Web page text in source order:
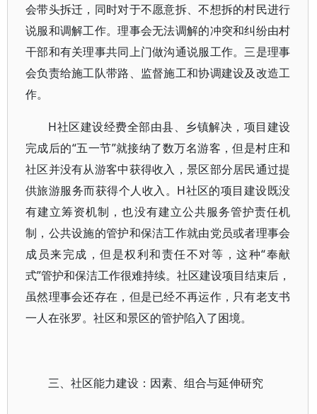
会带头拆迁，同时对于不愿意拆、不想拆的村民进行
说服和调解工作。理事会无法调解的冲突和纠纷由村
干部和有关理事共同上门做沟通说服工作。三是理事
会负责给施工队带路、监督施工和协调建设及改造工
作。
H社区建设经费全部由县、乡镇解决，项目建设
完成后的“五一节”就接纳了数万名游客，但是村庄和
社区并没有从游客中获得收入，景区部分居民通过提
供旅游服务而获得个人收入。H社区的项目建设既没
有建立筹资机制，也没有建立公共服务管护责任机
制，公共设施的管护和保洁工作就由党员或者理事会
成员来完成，但是权利和责任不对等，这种“奉献
式”管护和保洁工作很难持续。社区建设项目结束后，
虽然理事会还存在，但是已经不再运作，只有老支书
一人在张罗。社区和景区的管护陷入了困境。
三、社区能力建设：因素、组合与延伸研究